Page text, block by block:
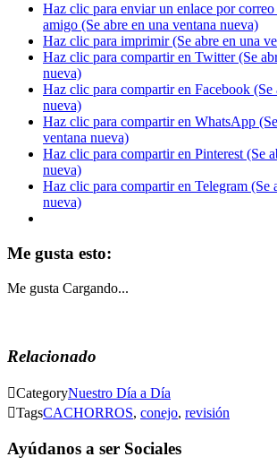
Haz clic para enviar un enlace por
amigo (Se abre en una ventana nueva)
Haz clic para imprimir (Se abre en una
Haz clic para compartir en Twitter (Se
nueva)
Haz clic para compartir en Facebook (Se
nueva)
Haz clic para compartir en WhatsApp
ventana nueva)
Haz clic para compartir en Pinterest (Se
nueva)
Haz clic para compartir en Telegram (Se
nueva)
Me gusta esto:
Me gusta Cargando...
Relacionado
CategoryNuestro Día a Día
TagsCACHORROS, conejo, revisión
Ayúdanos a ser Sociales